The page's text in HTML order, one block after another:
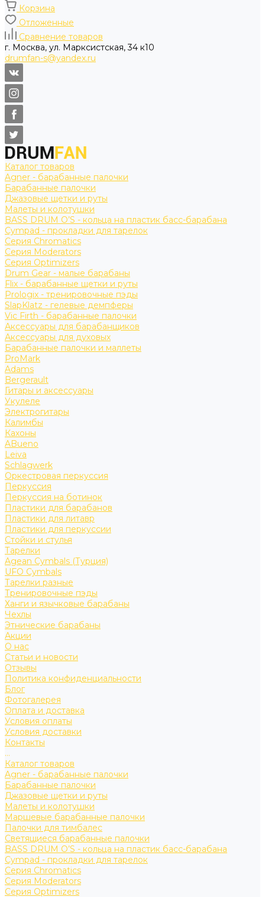
Корзина
Отложенные
Сравнение товаров
г. Москва, ул. Марксистская, 34 к10
drumfan-s@yandex.ru
Каталог товаров
Agner - барабанные палочки
Барабанные палочки
Джазовые щетки и руты
Малеты и колотушки
BASS DRUM O’S - кольца на пластик басс-барабана
Cympad - прокладки для тарелок
Серия Chromatics
Серия Moderators
Серия Optimizers
Drum Gear - малые барабаны
Flix - барабанные щетки и руты
Prologix - тренировочные пэды
SlapKlatz - гелевые демпферы
Vic Firth - барабанные палочки
Аксессуары для барабанщиков
Аксессуары для духовых
Барабанные палочки и маллеты
ProMark
Adams
Bergerault
Гитары и аксессуары
Укулеле
Электрогитары
Калимбы
Кахоны
ABueno
Leiva
Schlagwerk
Оркестровая перкуссия
Перкуссия
Перкуссия на ботинок
Пластики для барабанов
Пластики для литавр
Пластики для перкуссии
Стойки и стулья
Тарелки
Agean Cymbals (Турция)
UFO Cymbals
Тарелки разные
Тренировочные пэды
Ханги и язычковые барабаны
Чехлы
Этнические барабаны
Акции
О нас
Статьи и новости
Отзывы
Политика конфиденциальности
Блог
Фотогалерея
Оплата и доставка
Условия оплаты
Условия доставки
Контакты
...
Каталог товаров
Agner - барабанные палочки
Барабанные палочки
Джазовые щетки и руты
Малеты и колотушки
Маршевые барабанные палочки
Палочки для тимбалес
Светящиеся барабанные палочки
BASS DRUM O’S - кольца на пластик басс-барабана
Cympad - прокладки для тарелок
Серия Chromatics
Серия Moderators
Серия Optimizers